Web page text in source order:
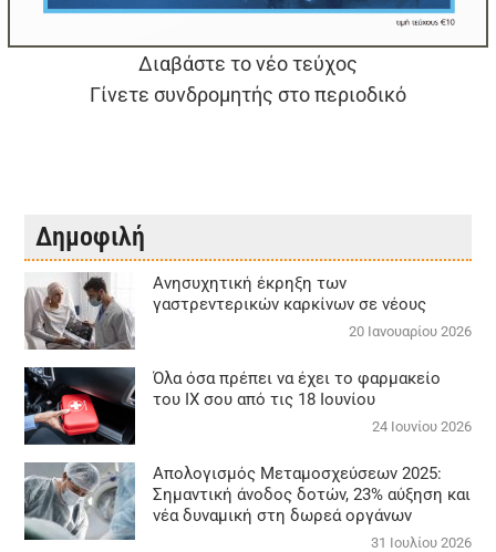
Διαβάστε το νέο τεύχος
Γίνετε συνδρομητής στο περιοδικό
Δημοφιλή
Aνησυχητική έκρηξη των
γαστρεντερικών καρκίνων σε νέους
20 Ιανουαρίου 2026
Όλα όσα πρέπει να έχει το φαρμακείο
του ΙΧ σου από τις 18 Ιουνίου
24 Ιουνίου 2026
Απολογισμός Μεταμοσχεύσεων 2025:
Σημαντική άνοδος δοτών, 23% αύξηση και
νέα δυναμική στη δωρεά οργάνων
31 Ιουλίου 2026